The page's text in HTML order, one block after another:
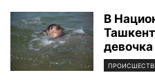
В
девочка